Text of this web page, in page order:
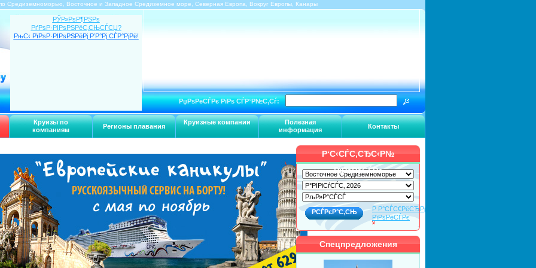
Средиземноморью, Восточное и Западное Средиземное море, Северная Европа, Вокруг Европы, Канары
Круизы по
компаниям
Регионы плавания
Круизные компании
Полезная
информация
Контакты
РЎР»РѕР¶РЅРѕ
РґРѕР·РІРѕРЅРёС‚СЊСЃСЏ?
РњС‹ РїРѕР·РІРѕРЅРёРј Р’Р°Рј СЃР°РјРё!
РџРѕРёСЃРє РїРѕ СЃР°Р№С‚Сѓ:
Р‘С‹СЃС‚СЂС‹Р№
РїРѕРёСЃРє
Р Р°СЃС€РёСЂРµРЅРЅС‹Р№
РїРѕРёСЃРє
Спецпредложения